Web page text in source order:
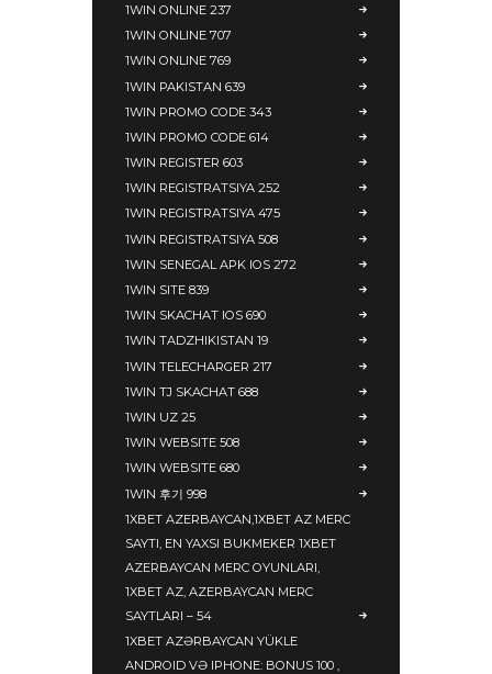
1WIN ONLINE 237
1WIN ONLINE 707
1WIN ONLINE 769
1WIN PAKISTAN 639
1WIN PROMO CODE 343
1WIN PROMO CODE 614
1WIN REGISTER 603
1WIN REGISTRATSIYA 252
1WIN REGISTRATSIYA 475
1WIN REGISTRATSIYA 508
1WIN SENEGAL APK IOS 272
1WIN SITE 839
1WIN SKACHAT IOS 690
1WIN TADZHIKISTAN 19
1WIN TELECHARGER 217
1WIN TJ SKACHAT 688
1WIN UZ 25
1WIN WEBSITE 508
1WIN WEBSITE 680
1WIN 후기 998
1XBET AZERBAYCAN,1XBET AZ MERC
SAYTI, EN YAXSI BUKMEKER 1XBET
AZERBAYCAN MERC OYUNLARI,
1XBET AZ, AZERBAYCAN MERC
SAYTLARI – 54
1XBET AZƏRBAYCAN YÜKLE
ANDROID VƏ IPHONE: BONUS 100 ,